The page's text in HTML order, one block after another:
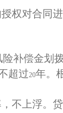
权对合同
补偿金划
超过20年。
不上浮。